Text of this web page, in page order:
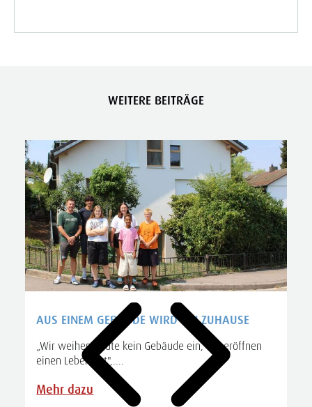
WEITERE BEITRÄGE
AUS EINEM GEBÄUDE WIRD EIN ZUHAUSE
„Wir weihen heute kein Gebäude ein, wir eröffnen
einen Lebensort",....
Mehr dazu